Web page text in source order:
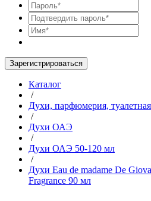
Зарегистрироваться
Каталог
/
Духи, парфюмерия,
/
Духи ОАЭ
/
Духи ОАЭ 50-120 мл
/
Духи Eau de madame De
Fragrance 90 мл